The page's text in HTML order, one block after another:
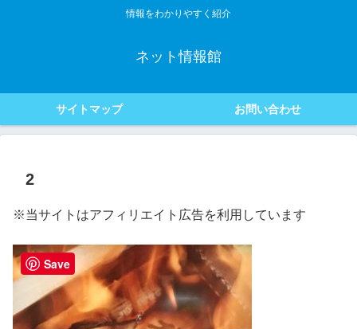
情報をわかりやすく紹介
ネット情報館
サイトマップ お問い合わせ
2
※当サイトはアフィリエイト広告を利用しています
Save